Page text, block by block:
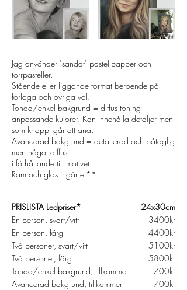
Jag använder "sandat" pastellpapper och
torrpasteller.
Stående eller liggande format beroende på
förlaga och övriga val.
Tonad/enkel bakgrund = diffus toning i
anpassande kulörer. Kan innehålla detaljer men
som knappt går att ana.
Avancerad bakgrund = detaljerad och påtaglig
men något diffus
i förhållande till motivet.
Ram och glas ingår ej**
PRISLISTA Ledpriser*
En person, svart/vitt
En person, färg
Två personer, svart/vitt
Två personer, färg
Tonad/enkel bakgrund, tillkommer
Avancerad bakgrund, tillkommer
24x30cm
3400kr
4400kr
5100kr
5800kr
700kr
1700kr